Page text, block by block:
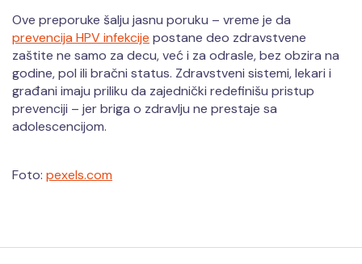
Ove preporuke šalju jasnu poruku – vreme je da
prevencija HPV infekcije postane deo zdravstvene
zaštite ne samo za decu, već i za odrasle, bez obzira na
godine, pol ili bračni status. Zdravstveni sistemi, lekari i
građani imaju priliku da zajednički redefinišu pristup
prevenciji – jer briga o zdravlju ne prestaje sa
adolescencijom.
Foto: pexels.com